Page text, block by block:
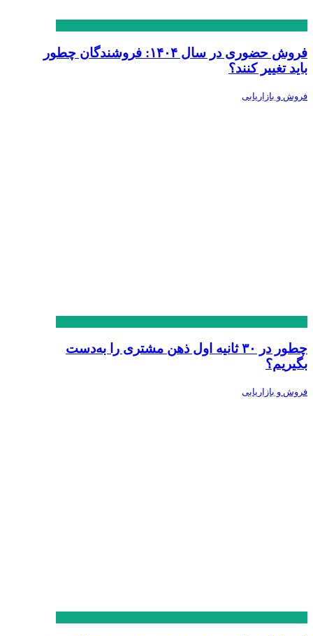
فروش حضوری در سال ۱۴۰۴: فروشندگان چطور
باید تغییر کنند؟
فروش و بازاریابی
چطور در ۳۰ ثانیه اول ذهن مشتری را به‌دست
بگیریم؟
فروش و بازاریابی